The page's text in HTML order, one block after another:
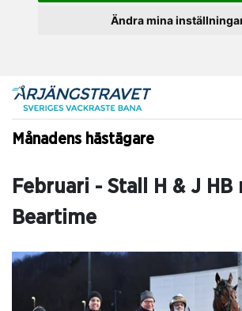
Ändra mina
Månadens hästägare
Februari - Stall H & J
Beartime